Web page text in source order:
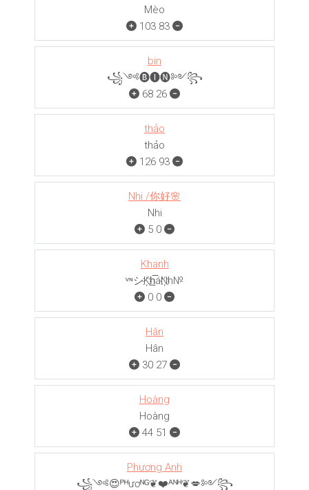
Mèo
103 83
bin
꧁༺🅑🅘🅝༻꧂
68 26
thảo
thảo
126 93
Nhi /你好🌸
Nhi
5 0
Khanh
ᵛᶰシK҉h̲̅áN҉h№
0 0
Hân
Hân
30 27
Hoàng
Hoàng
44 51
Phương Anh
꧁༺😍ᴾᴴươᴺᴳ❦❤️ᴬᴺᴴ❦💋༻꧂